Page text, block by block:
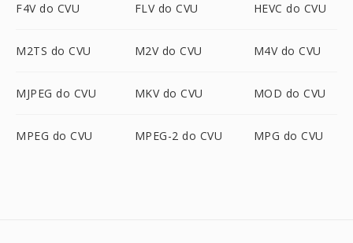
F4V do CVU FLV do CVU HEVC do CVU
M2TS do CVU M2V do CVU M4V do CVU
MJPEG do CVU MKV do CVU MOD do CVU
MPEG do CVU MPEG-2 do CVU MPG do CVU